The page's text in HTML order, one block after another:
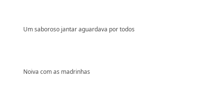
Um saboroso jantar aguardava por todos
Noiva com as madrinhas